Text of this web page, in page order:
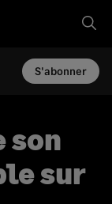
S'abonner
son
sur